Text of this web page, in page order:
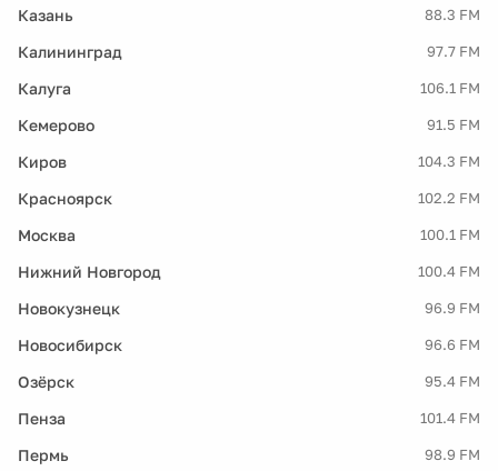
Казань 88.3 FM
Калининград 97.7 FM
Калуга 106.1 FM
Кемерово 91.5 FM
Киров 104.3 FM
Красноярск 102.2 FM
Москва 100.1 FM
Нижний Новгород 100.4 FM
Новокузнецк 96.9 FM
Новосибирск 96.6 FM
Озёрск 95.4 FM
Пенза 101.4 FM
Пермь 98.9 FM